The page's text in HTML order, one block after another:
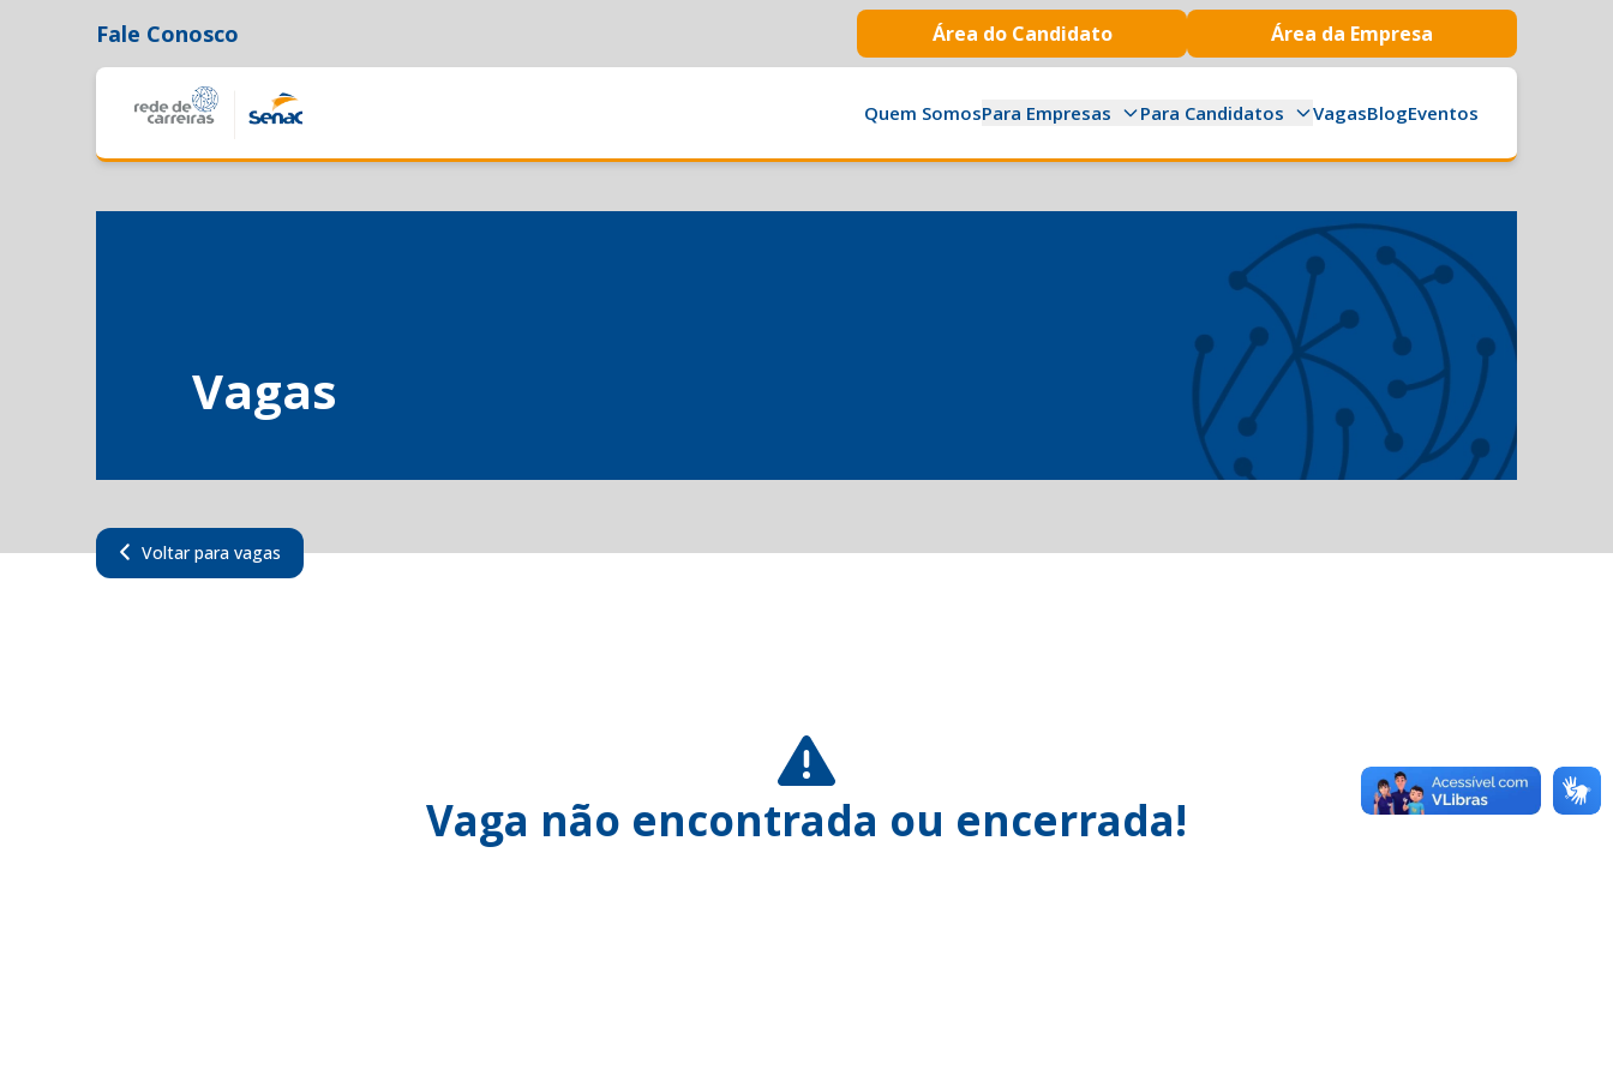
Fale Conosco Área do Candidato Área da Empresa
Quem SomosPara Empresas Para Candidatos VagasBlogEventos
Vagas
Voltar para vagas
Vaga não encontrada ou encerrada!